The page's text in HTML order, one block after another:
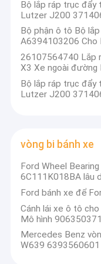
Phụ tùng BMW
Phụ tùng phụ
Phụ tùng phụ
BYD phụ tùng
vòng bi bánh xe
tản nhiệt
Bộ lọc ô tô
Thermostat xe
Bộ lắp ráp trục đẩy
Lutzer J200
Bộ phận ô tô Bộ
A6394103206 Cho
26107564740 Lắp
X3 Xe ngoài đường
Bộ lắp ráp trục đẩy
Lutzer J200
vòng bi bánh xe
Ford Wheel
6C111K018BA lâu
Ford bánh xe để
Cánh lái xe ô tô
Mô hình
Mercedes Benz
W639 6393560601
bán hàng cam kết
các bộ phận ô tô
一、Các bộ
Mercedes-Benz,
Peugeot,